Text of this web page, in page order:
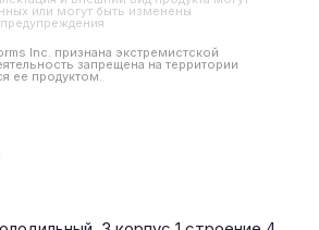
или могут быть изменены
Inc. признана экстремистской
запрещена на территории
ее продуктом.